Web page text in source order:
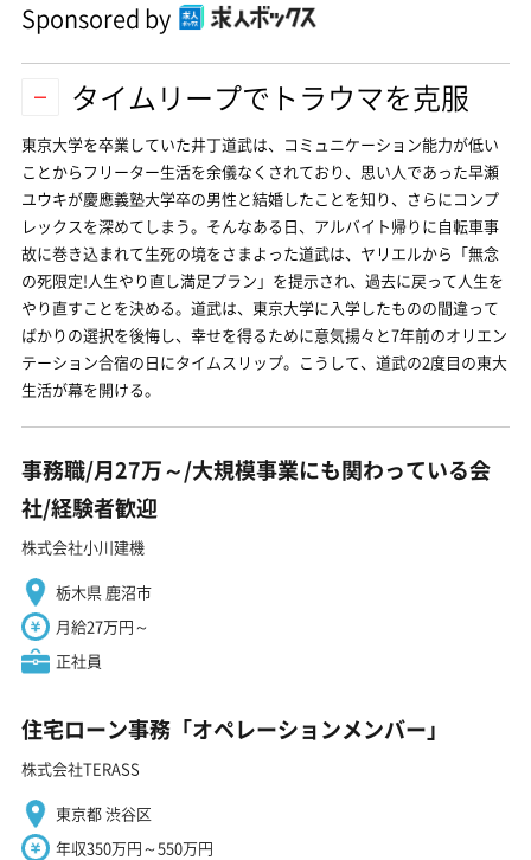
Sponsored by
タイムリープでトラウマを克服
東京大学を卒業していた井丁道武は、コミュニケーション能力が低い
ことからフリーター生活を余儀なくされており、思い人であった早瀬
ユウキが慶應義塾大学卒の男性と結婚したことを知り、さらにコンプ
レックスを深めてしまう。そんなある日、アルバイト帰りに自転車事
故に巻き込まれて生死の境をさまよった道武は、ヤリエルから「無念
の死限定!人生やり直し満足プラン」を提示され、過去に戻って人生を
やり直すことを決める。道武は、東京大学に入学したものの間違って
ばかりの選択を後悔し、幸せを得るために意気揚々と7年前のオリエン
テーション合宿の日にタイムスリップ。こうして、道武の2度目の東大
生活が幕を開ける。
事務職/月27万～/大規模事業にも関わっている会
社/経験者歓迎
株式会社小川建機
栃木県 鹿沼市
月給27万円～
正社員
住宅ローン事務「オペレーションメンバー」
株式会社TERASS
東京都 渋谷区
年収350万円～550万円